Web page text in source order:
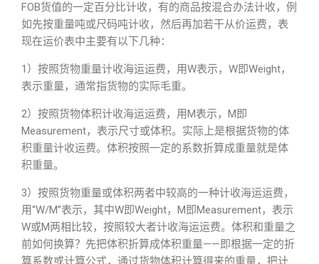
FOB货值的一定百分比计收，有的商品按混合办法计收，例
如先按重量吨或尺码吨计收，然后再加若干从价运费，表
现在运价表中主要有以下几种：
1）按照货物重量计收海运运费，用W表示，W即Weight，
表示重量，通常指货物的实际毛重。
2）按照货物体积计收海运运费，用M表示，M即
Measurement，表示尺寸或体积。实际上是根据货物的体
积重量计收运费。体积按照一定的系数折算成重量就是体
积重量。
3）按照货物重量或体积两者中较高的一种计收海运运费，
用“W/M”表示，其中W即Weight，M即Measurement，表示
W或M两相比较，按照较大者计收海运运费。体积和重量之
前如何换算？先把体积折算成体积重量——即根据一定的折
算系数或计算公式，通过货物体积计算得来的重量，把计